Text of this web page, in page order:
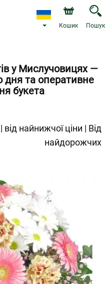
Кошик Пошук
у Мислучовицях —
дня та оперативне
букета
| від найнижчої ціни | Від
найдорожчих